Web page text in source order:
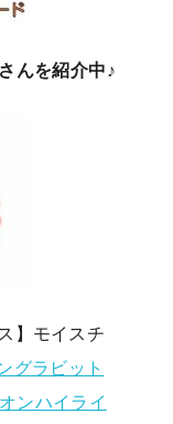
んを紹介中♪
】モイスチ
グラビット
ンハイライ